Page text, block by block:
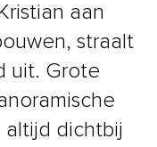
aan
straalt
uit. Grote
altijd dichtbij